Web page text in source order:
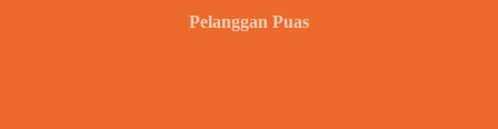
Pelanggan Puas